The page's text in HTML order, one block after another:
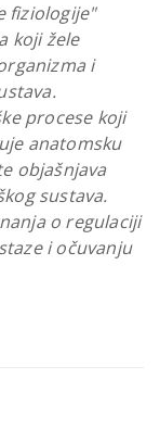
fiziologije"
koji žele
i
procese koji
anatomsku
objašnjava
sustava.
o regulaciji
i očuvanju